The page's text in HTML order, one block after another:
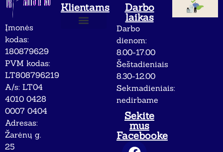
Įmonės
kodas:
180879629
PVM kodas:
LT808796219
A/s: LT04
4010 0428
0007 0404
Adresas:
Žarėnų g.
25
Klientams
Darbo
laikas
Darbo
dienom:
8.00-17.00
Šeštadieniais
8.30-12.00
Sekmadieniais:
nedirbame
Sekite
mus
Facebooke